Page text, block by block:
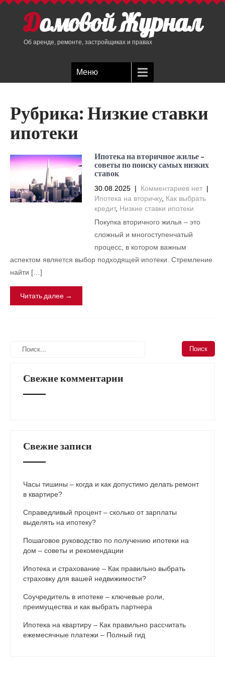
Домовой Журнал
Об аренде, ремонте, застройщиках и правах
Меню
Рубрика:Низкие ставки
ипотеки
Ипотека на вторичное жилье –
советы по поиску самых низких
ставок
30.08.2025 | Комментариев нет |
Ипотека на вторичку, Как выбрать
кредит, Низкие ставки ипотеки
Покупка вторичного жилья – это
сложный и многоступенчатый
процесс, в котором важным
аспектом является выбор подходящей ипотеки. Стремление
найти […]
Читать далее →
Свежие комментарии
Свежие записи
Часы тишины – когда и как допустимо делать ремонт
в квартире?
Справедливый процент – сколько от зарплаты
выделять на ипотеку?
Пошаговое руководство по получению ипотеки на
дом – советы и рекомендации
Ипотека и страхование – Как правильно выбрать
страховку для вашей недвижимости?
Соучредитель в ипотеке – ключевые роли,
преимущества и как выбрать партнера
Ипотека на квартиру – Как правильно рассчитать
ежемесячные платежи – Полный гид